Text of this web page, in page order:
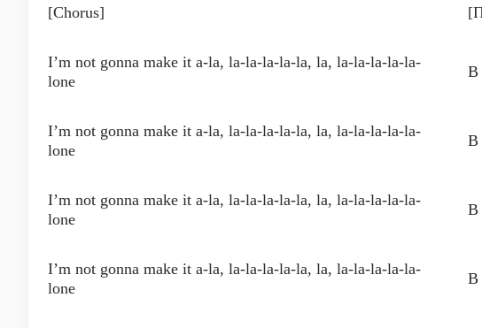
[Chorus]
I’m not gonna make it a-la, la-la-la-la-la, la, la-la-la-la-la-
lone
В
I’m not gonna make it a-la, la-la-la-la-la, la, la-la-la-la-la-
lone
В
I’m not gonna make it a-la, la-la-la-la-la, la, la-la-la-la-la-
lone
В
I’m not gonna make it a-la, la-la-la-la-la, la, la-la-la-la-la-
lone
В